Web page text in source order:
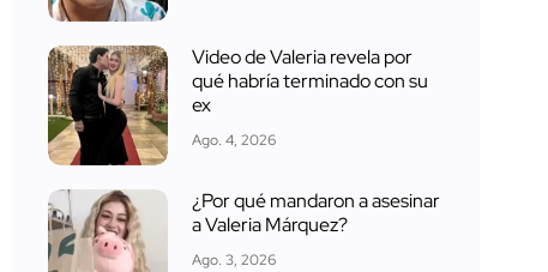
Video de Valeria revela por
qué habría terminado con su
ex
Ago. 4, 2026
¿Por qué mandaron a asesinar
a Valeria Márquez?
Ago. 3, 2026